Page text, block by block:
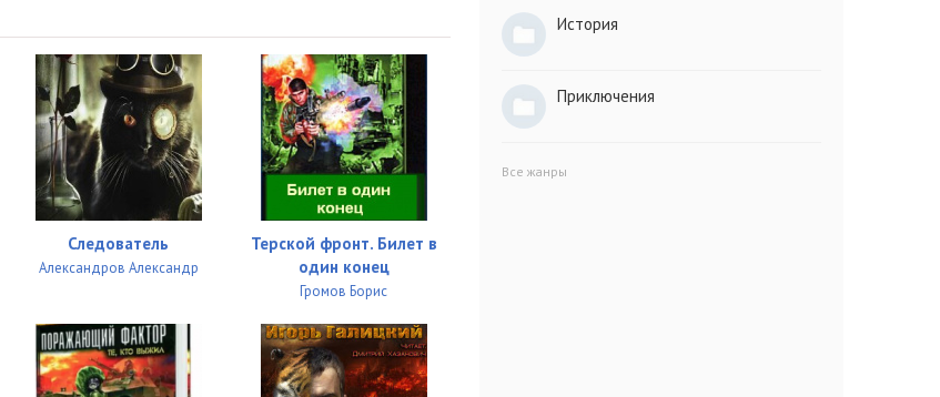
08:42
08:41
06:27
04:52
05:37
08:39
Следователь
Александров Александр
Терской фронт. Билет в
один конец
Громов Борис
История
Приключения
Все жанры